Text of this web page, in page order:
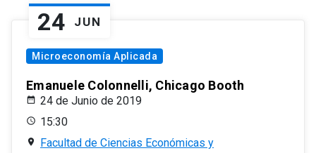
24 JUN
Microeconomía Aplicada
Emanuele Colonnelli, Chicago Booth
24 de Junio de 2019
15:30
Facultad de Ciencias Económicas y